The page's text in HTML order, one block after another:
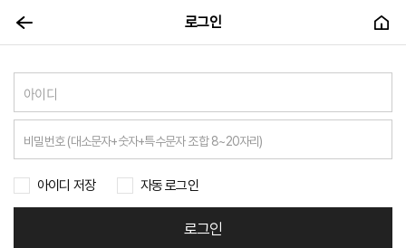
로그인
아이디 저장 자동 로그인
로그인